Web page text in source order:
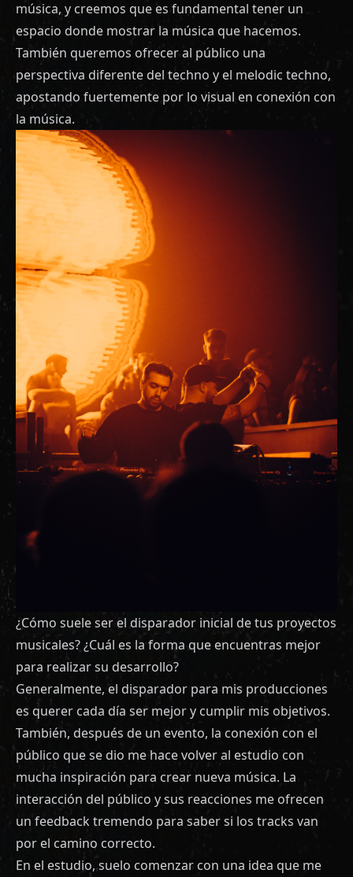
música, y creemos que es fundamental tener un
espacio donde mostrar la música que hacemos.
También queremos ofrecer al público una
perspectiva diferente del techno y el melodic techno,
apostando fuertemente por lo visual en conexión con
la música.
¿Cómo suele ser el disparador inicial de tus proyectos
musicales? ¿Cuál es la forma que encuentras mejor
para realizar su desarrollo?
Generalmente, el disparador para mis producciones
es querer cada día ser mejor y cumplir mis objetivos.
También, después de un evento, la conexión con el
público que se dio me hace volver al estudio con
mucha inspiración para crear nueva música. La
interacción del público y sus reacciones me ofrecen
un feedback tremendo para saber si los tracks van
por el camino correcto.
En el estudio, suelo comenzar con una idea que me